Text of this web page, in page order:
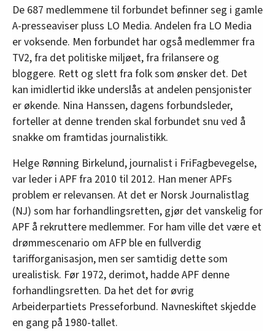
De 687 medlemmene til forbundet befinner seg i gamle
A-presseaviser pluss LO Media. Andelen fra LO Media
er voksende. Men forbundet har også medlemmer fra
TV2, fra det politiske miljøet, fra frilansere og
bloggere. Rett og slett fra folk som ønsker det. Det
kan imidlertid ikke underslås at andelen pensjonister
er økende. Nina Hanssen, dagens forbundsleder,
forteller at denne trenden skal forbundet snu ved å
snakke om framtidas journalistikk.
Helge Rønning Birkelund, journalist i FriFagbevegelse,
var leder i APF fra 2010 til 2012. Han mener APFs
problem er relevansen. At det er Norsk Journalistlag
(NJ) som har forhandlingsretten, gjør det vanskelig for
APF å rekruttere medlemmer. For ham ville det være et
drømmescenario om AFP ble en fullverdig
tarifforganisasjon, men ser samtidig dette som
urealistisk. Før 1972, derimot, hadde APF denne
forhandlingsretten. Da het det for øvrig
Arbeiderpartiets Presseforbund. Navneskiftet skjedde
en gang på 1980-tallet.